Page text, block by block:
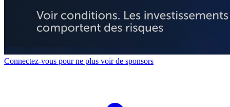
Connectez-vous pour ne plus voir de sponsors